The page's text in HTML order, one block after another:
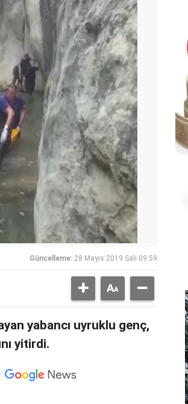
Güncelleme: 28 Mayıs 2019 Salı 09:59
yabancı uyruklu genç,
yitirdi.